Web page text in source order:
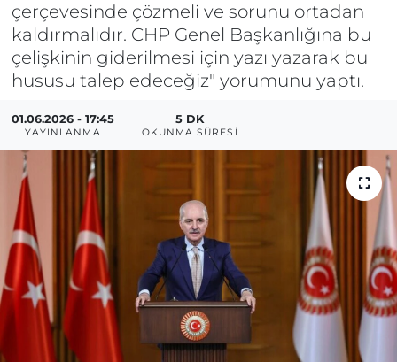
çerçevesinde çözmeli ve sorunu ortadan
kaldırmalıdır. CHP Genel Başkanlığına bu
çelişkinin giderilmesi için yazı yazarak bu
hususu talep edeceğiz" yorumunu yaptı.
01.06.2026 - 17:45
YAYINLANMA
5 DK
OKUNMA SÜRESI